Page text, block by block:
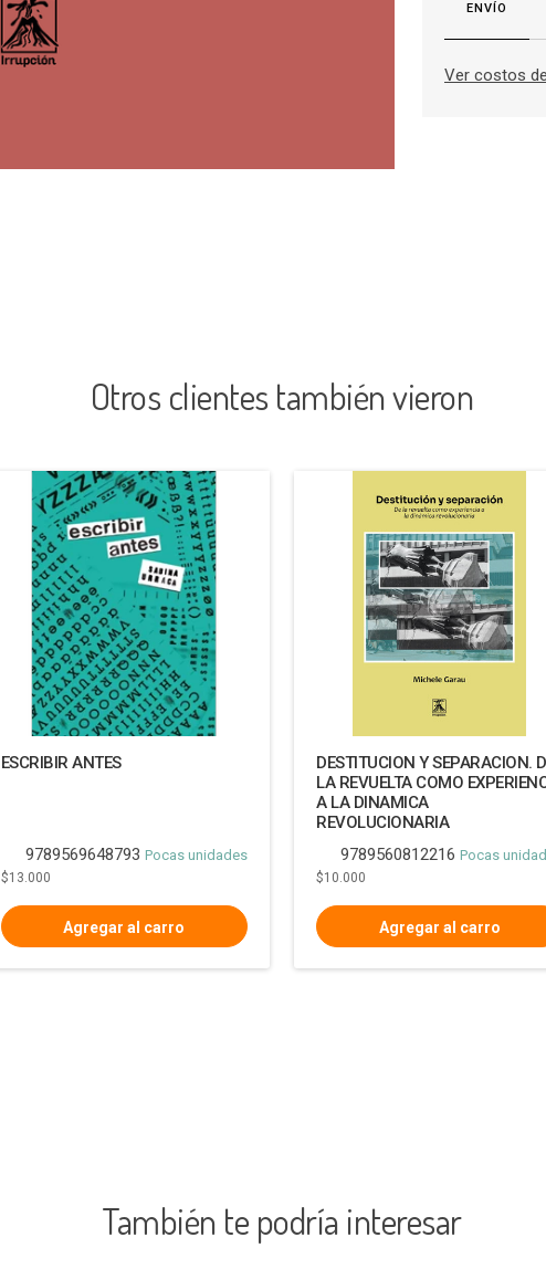
ENVÍO
Ver costos
Otros clientes también vieron
ESCRIBIR ANTES
9789569648793 Pocas unidades
$13.000
DESTITUCION Y SEPARACION.
LA REVUELTA COMO
A LA DINAMICA
REVOLUCIONARIA
9789560812216 Pocas
$10.000
También te podría interesar